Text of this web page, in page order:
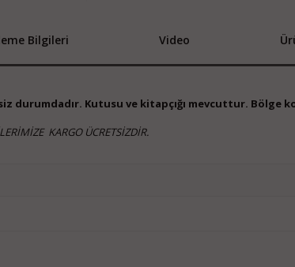
Bilgileri Video
durumdadır. Kutusu ve kitapçığı mevcuttur. Bölge
KARGO ÜCRETSİZDİR.